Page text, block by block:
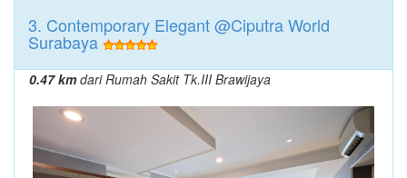
3. Contemporary Elegant @Ciputra World
Surabaya
0.47 kmdari Rumah Sakit Tk.III Brawijaya